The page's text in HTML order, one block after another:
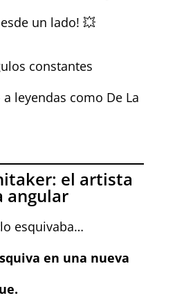
un lado! 💥
constantes
leyendas como De La
el artista
angular
esquivaba…
en una nueva